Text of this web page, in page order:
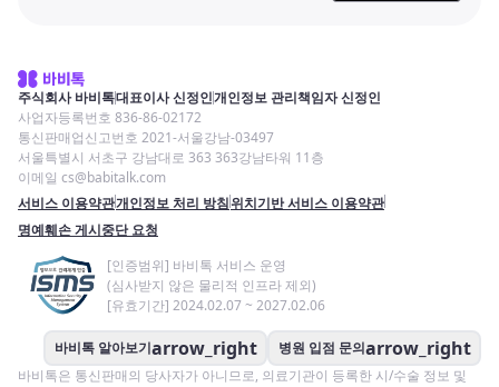
주식회사 바비톡대표이사 신정인개인정보 관리책임자 신정인
사업자등록번호 836-86-02172
통신판매업신고번호 2021-서울강남-03497
서울특별시 서초구 강남대로 363 363강남타워 11층
이메일 cs@babitalk.com
서비스 이용약관개인정보 처리 방침위치기반 서비스 이용약관
명예훼손 게시중단 요청
[인증범위] 바비톡 서비스 운영
(심사받지 않은 물리적 인프라 제외)
[유효기간] 2024.02.07 ~ 2027.02.06
바비톡 알아보기arrow_right 병원 입점 문의arrow_right
바비톡은 통신판매의 당사자가 아니므로, 의료기관이 등록한 시/수술 정보 및